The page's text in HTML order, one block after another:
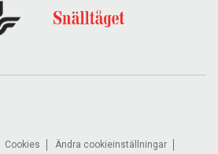
Cookies
Ändra cookieinställningar